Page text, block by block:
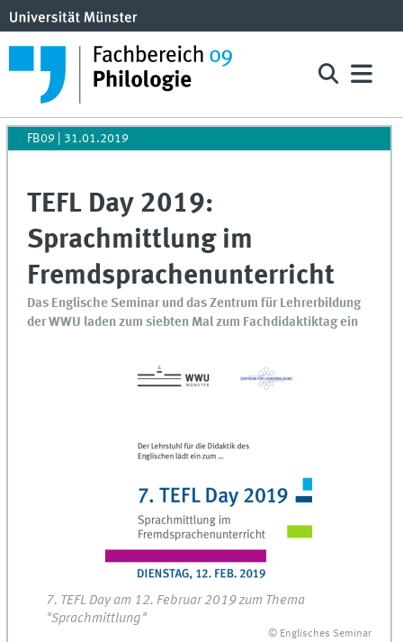
FB09 31.01.2019
TEFL Day 2019:
Sprachmittlung im
Fremdsprachenunterricht
Das Englische Seminar und das Zentrum für Lehrerbildung
der WWU laden zum siebten Mal zum Fachdidaktiktag ein
7. TEFL Day am 12. Februar 2019 zum Thema
"Sprachmittlung"
© Englisches Seminar